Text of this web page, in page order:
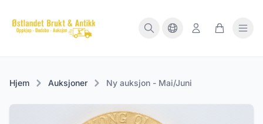
Hjem Auksjoner Ny auksjon - Mai/Juni